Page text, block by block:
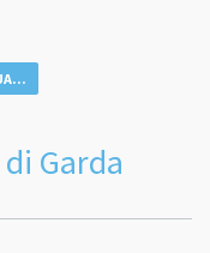
Garda